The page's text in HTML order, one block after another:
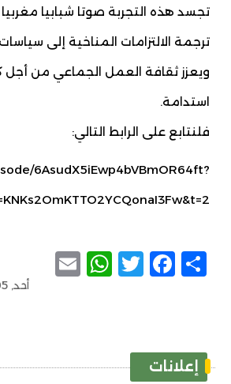
تجسد هذه التجربة صوتا شبابيا
ترجمة الالتزامات المناخية إلى سياسات
ويعزز ثقافة العمل الجماعي من أجل
استدامة.
فلنتابع على الرابط التالي:
6AsudX5iEwp4bVBmOR64ft?
Share
Facebook
Twitter
أحد, 2026/04/05 - 09:59
إعلانات